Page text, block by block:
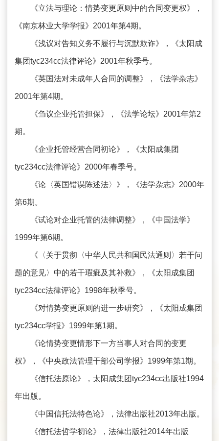
《立法与理论：情势变更原则中的合同变更权》，
《南京林业大学学报》2001年第4期。
《浅议对告知义务不履行与沉默欺诈》，《太阳成
集团tyc234cc法律评论》2001年秋季号。
《英国法对未成年人合同的调整》，《法学杂志》
2001年第4期。
《刍议企业托管担保》，《法学论坛》2001年第2
期。
《企业托管经营合同初论》，《太阳成集团
tyc234cc法律评论》2000年春季号。
《论〈英国错误陈述法〉》，《法学杂志》2000年
第6期。
《试论对企业托管的法律调整》，《中国法学》
1999年第6期。
《〈关于贯彻〈中华人民共和国民法通则〉若干问
题的意见〉中的若干瑕疵及其补救》，《太阳成集团
tyc234cc法律评论》1998年秋季号。
《对情势变更原则的进一步研究》，《太阳成集团
tyc234cc学报》1999年第1期。
《论情势变更情形下一方当事人对合同的变更
权》，《中央政法管理干部公司学报》1999年第1期。
《信托法原论》，太阳成集团tyc234cc出版社1994
年出版。
《中国信托法特色论》，法律出版社2013年出版。
《信托法哲学初论》，法律出版社2014年出版